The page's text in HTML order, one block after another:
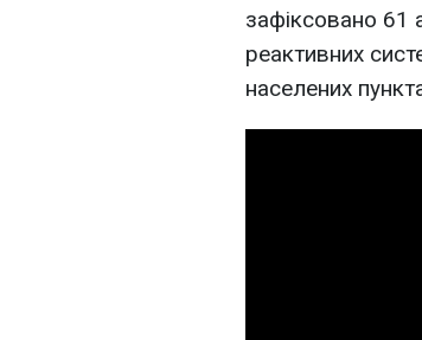
зафіксовано 61
реактивних
населених